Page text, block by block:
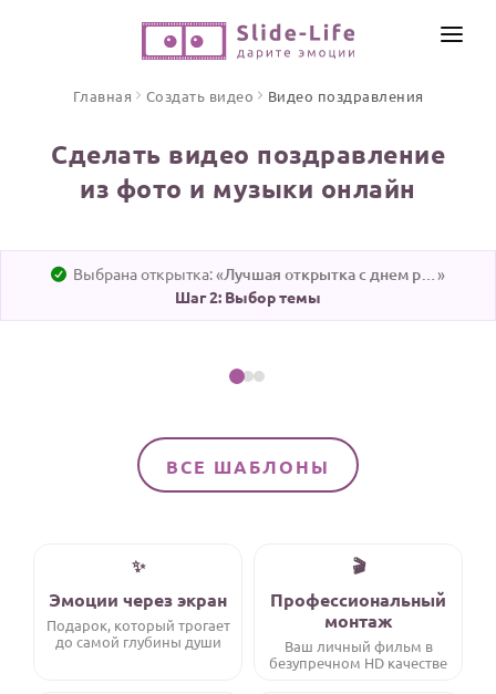
ПО ФОРМАТУ
Календарь праздников
КОМУ
Женщине
ИНСТРУМЕНТЫ
ЦЕНЫ
Главная Создать видео Видео поздравления
Сделать видео поздравление
из фото и музыки онлайн
Выбрана открытка: « Лучшая открытка с днем рождения женщине»
Шаг 2: Выбор темы
Выбрать эту тему
ВСЕ ШАБЛОНЫ
✨
Эмоции через экран
Подарок, который трогает
до самой глубины души
🎬
Профессиональный
монтаж
Ваш личный фильм в
безупречном HD качестве